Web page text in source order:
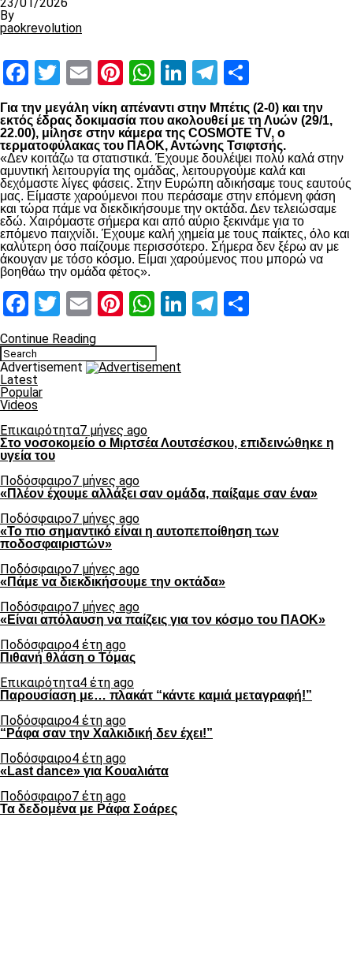
By
paokrevolution
Facebook
Twitter
EmailPinterest
WhatsApp
LinkedIn
Telegram
Για την μεγάλη νίκη απέναντι στην Μπέτις (2-0) και την
εκτός έδρας δοκιμασία που ακολουθεί με τη Λυών (29/1,
22.00), μίλησε στην κάμερα της COSMOTE TV, ο
τερματοφύλακας του ΠΑΟΚ, Αντώνης Τσιφτσής.
«Δεν κοιτάζω τα στατιστικά. Έχουμε δουλέψει πολύ καλά στην
αμυντική λειτουργία της ομάδας, λειτουργούμε καλά και
δεχόμαστε λίγες φάσεις. Στην Ευρώπη αδικήσαμε τους εαυτούς
μας. Είμαστε χαρούμενοι που περάσαμε στην επόμενη φάση
και τώρα πάμε να διεκδικήσουμε την οκτάδα. Δεν τελειώσαμε
εδώ. Χαιρόμαστε σήμερα και από αύριο ξεκινάμε για το
επόμενο παιχνίδι. Έχουμε καλή χημεία με τους παίκτες, όλο και
καλύτερη όσο παίζουμε περισσότερο. Σήμερα δεν ξέρω αν με
άκουγαν με τόσο κόσμο. Είμαι χαρούμενος που μπορώ να
βοηθάω την ομάδα φέτος».
Facebook
Twitter
EmailPinterest
WhatsApp
LinkedIn
Telegram
Continue Reading
Advertisement
Latest
Popular
Videos
Επικαιρότητα7 μήνες ago
Στο νοσοκομείο ο Μιρτσέα Λουτσέσκου, επιδεινώθηκε η
υγεία του
Ποδόσφαιρο7 μήνες ago
«Πλέον έχουμε αλλάξει σαν ομάδα, παίξαμε σαν ένα»
Ποδόσφαιρο7 μήνες ago
«Το πιο σημαντικό είναι η αυτοπεποίθηση των
ποδοσφαιριστών»
Ποδόσφαιρο7 μήνες ago
«Πάμε να διεκδικήσουμε την οκτάδα»
Ποδόσφαιρο7 μήνες ago
«Είναι απόλαυση να παίζεις για τον κόσμο του ΠΑΟΚ»
Ποδόσφαιρο4 έτη ago
Πιθανή θλάση ο Τόμας
Επικαιρότητα4 έτη ago
Παρουσίαση με… πλακάτ “κάντε καμιά μεταγραφή!”
Ποδόσφαιρο4 έτη ago
“Ράφα σαν την Χαλκιδική δεν έχει!”
Ποδόσφαιρο4 έτη ago
«Last dance» για Κουαλιάτα
Ποδόσφαιρο7 έτη ago
Τα δεδομένα με Ράφα Σοάρες